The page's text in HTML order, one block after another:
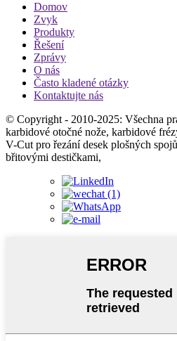
Domov
Zvyk
Produkty
Řešení
Zprávy
O nás
Často kladené otázky
Kontaktujte nás
© Copyright - 2010-2025: Všechna
karbidové otočné nože, karbidové
V-Cut pro řezání desek plošných
břitovými destičkami,